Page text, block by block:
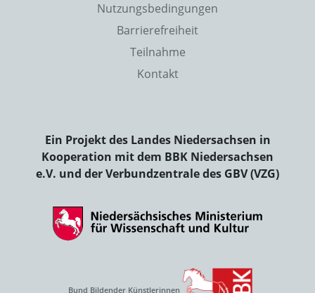
Nutzungsbedingungen
Barrierefreiheit
Teilnahme
Kontakt
Ein Projekt des Landes Niedersachsen in
Kooperation mit dem BBK Niedersachsen
e.V. und der Verbundzentrale des GBV (VZG)
Bund Bildender Künstlerinnen